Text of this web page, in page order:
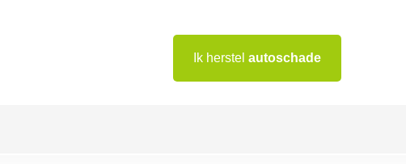
Ik herstel autoschade